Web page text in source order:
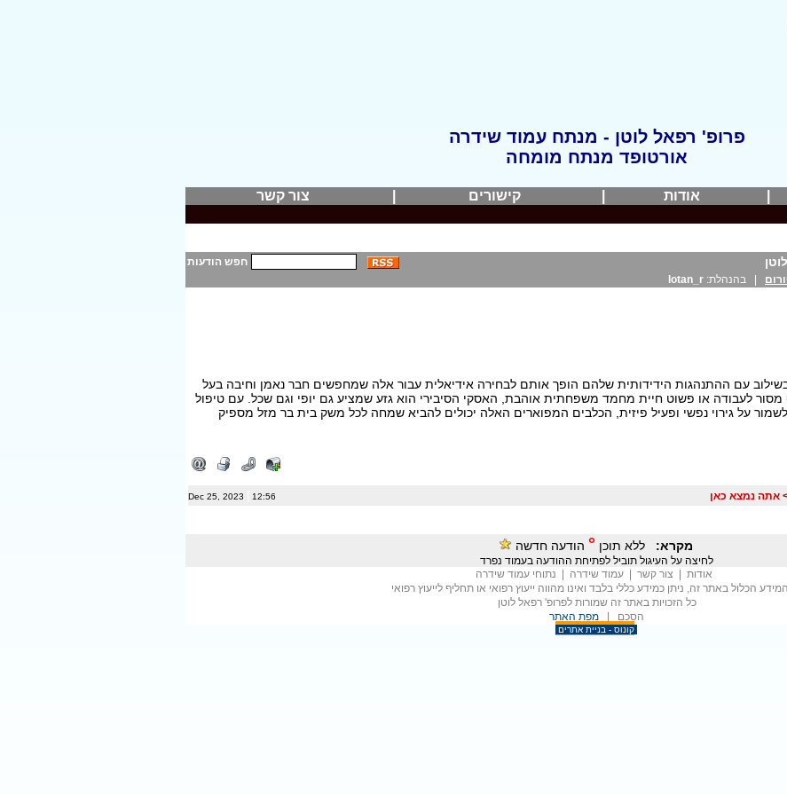
פרופ' רפאל לוטן - מנתח עמוד שידרה
אורטופד מנתח מומחה
אודות קישורים צור קשר
חפש הודעות
| בהנהלת: lotan_r
עם ההתנהגות הידידותית שלהם הופך אותם לבחירה אידיאלית עבור אלה שמחפשים חבר נאמן וחיבה בעל
לעבודה או פשוט חיית מחמד משפחתית אוהבת, האסקי הסיבירי הוא גזע שמציע גם יופי וגם שכל. עם טיפול
על גירוי נפשי ופעיל פיזית, הכלבים המפוארים האלה יכולים להביא שמחה לכל משק בית בר מזל מספיק
אתה נמצא כאן Dec 25, 2023 12:56
מקרא: ללא תוכן ° הודעה חדשה
לחיצה על העיגול תוביל לפתיחת ההודעה בעמוד נפרד
אודות
צור קשר עמוד שידרה | נתוחי עמוד שידרה
הכלול באתר זה, ניתן כמידע כללי בלבד ואינו מהווה ייעוץ רפואי או תחליף לייעוץ רפואי
כל הזכויות באתר זה שמורות לפרופ' רפאל לוטן
הסכם |
מפת האתר
קונוס - בניית אתרים